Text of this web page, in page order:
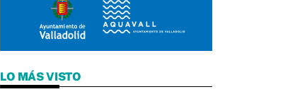
LO MÁS VISTO